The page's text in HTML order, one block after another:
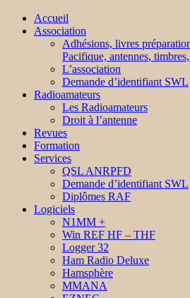
Accueil
Association
Adhésions, livres
Pacifique, antennes,
L’association
Demande d’identifiant SWL
Radioamateurs
Les Radioamateurs
Droit à l’antenne
Revues
Formation
Services
QSL ANRPFD
Demande d’identifiant SWL
Diplômes RAF
Logiciels
N1MM +
Win REF HF – THF
Logger 32
Ham Radio Deluxe
Hamsphère
MMANA